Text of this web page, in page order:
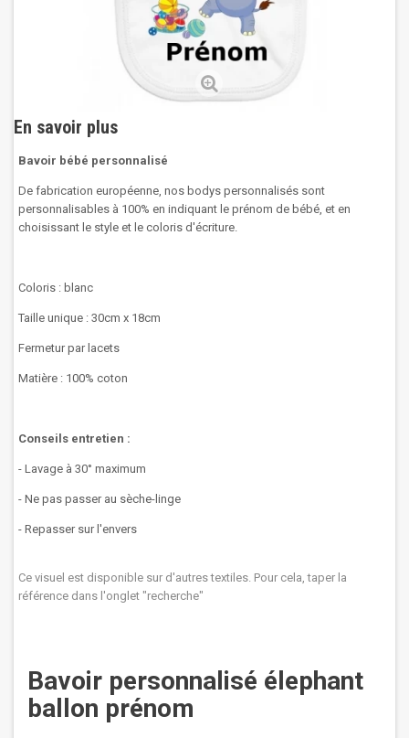
En savoir plus
Bavoir bébé personnalisé
De fabrication européenne, nos bodys personnalisés sont
personnalisables à 100% en indiquant le prénom de bébé, et en
choisissant le style et le coloris d'écriture.
Coloris : blanc
Taille unique : 30cm x 18cm
Fermetur par lacets
Matière : 100% coton
Conseils entretien :
- Lavage à 30° maximum
- Ne pas passer au sèche-linge
- Repasser sur l'envers
Ce visuel est disponible sur d'autres textiles. Pour cela, taper la
référence dans l'onglet "recherche"
Bavoir personnalisé élephant
ballon prénom